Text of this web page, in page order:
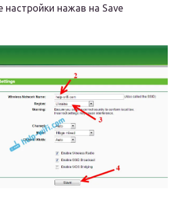
настройки нажав на Save